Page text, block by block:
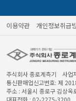
이용약관 개인정보취급
주식회사 종로계측기 사업
통신판매업신고번호: 제
주소 : 서울시 종로구 김상
대표전화 : 02-2275-3200